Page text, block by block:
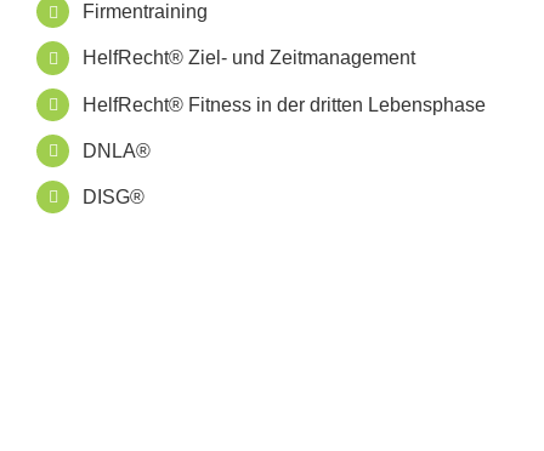
Firmentraining
HelfRecht® Ziel- und Zeitmanagement
HelfRecht® Fitness in der dritten Lebensphase
DNLA®
DISG®